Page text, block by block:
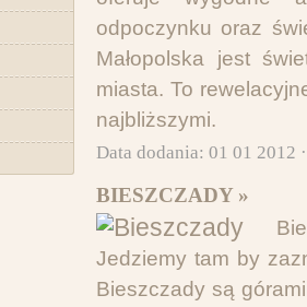
odpoczynku oraz
Małopolska jest
miasta. To
najbliższymi.
Data dodania: 01 01 2012
BIESZCZADY »
Jedziemy tam by
Bieszczady są